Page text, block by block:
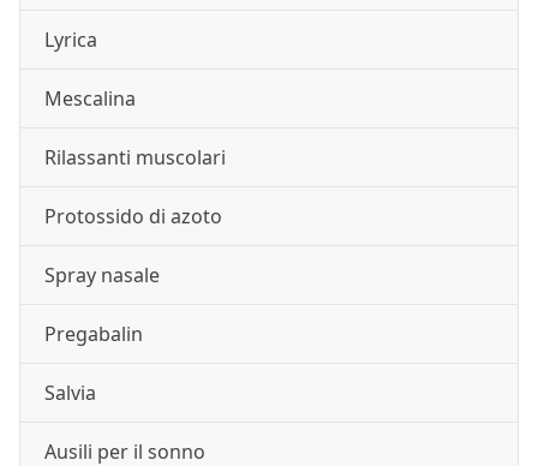
Lyrica
Mescalina
Rilassanti muscolari
Protossido di azoto
Spray nasale
Pregabalin
Salvia
Ausili per il sonno